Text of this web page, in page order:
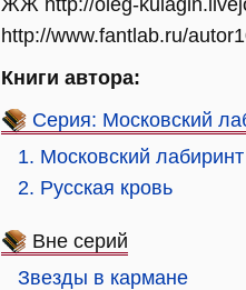
ЖЖ http://oleg-
http://www.fantlab.ru/
Книги автора:
Серия: Московский
1. Московский лабиринт
2. Русская кровь
Вне серий
Звезды в кармане